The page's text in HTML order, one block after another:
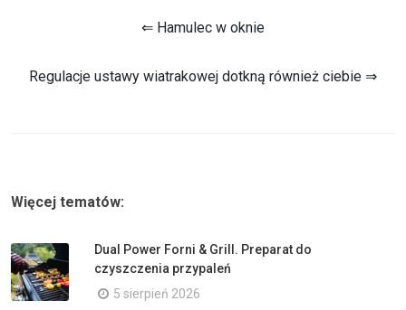
⇐ Hamulec w oknie
Regulacje ustawy wiatrakowej dotkną również ciebie ⇒
Więcej tematów:
Dual Power Forni & Grill. Preparat do
czyszczenia przypaleń
5 sierpień 2026